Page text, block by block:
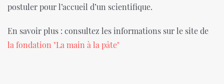
postuler pour l’accueil d’un scientifique.
En savoir plus : consultez les informations sur le site de
la fondation "La main à la pâte"